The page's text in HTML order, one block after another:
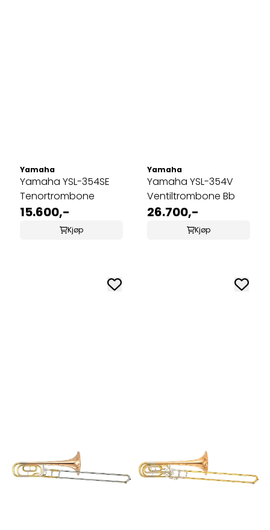
Yamaha
Yamaha YSL-354SE
Tenortrombone
15.600,-
Kjøp
Yamaha
Yamaha YSL-354V
Ventiltrombone Bb
26.700,-
Kjøp